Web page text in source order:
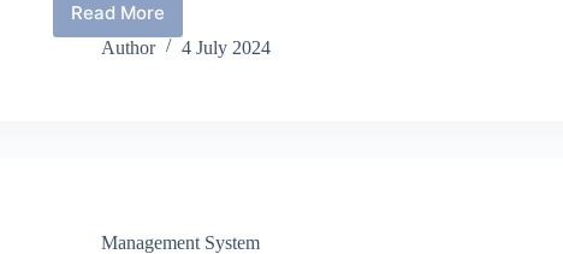
Read More
Perbedaan
Preventif,
Author 4 July 2024
Management System